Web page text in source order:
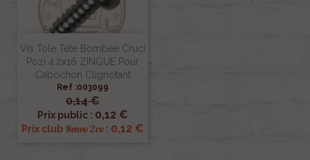
Vis Tole Tete Bombée Cruci
Pozi 4.2x16 ZINGUE Pour
Cabochon Clignotant
Ref :003099
0,14 €
Prix public : 0,12 €
Prix club Renov 2cv : 0,12 €